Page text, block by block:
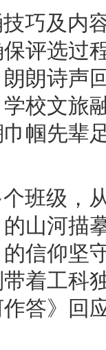
巧及内
评选过
朗诗声
校文旅
帼先辈
班级，
山河描
的信仰
着工科
答》回